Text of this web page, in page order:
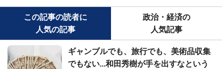
この記事の読者に
人気の記事
政治・経済の
人気記事
ギャンブルでも、旅行でも、美術品収集
でもない...和田秀樹が手を出すなという